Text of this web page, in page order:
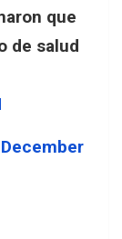
que
de salud
December